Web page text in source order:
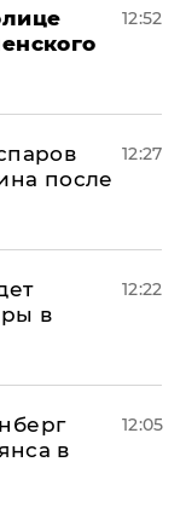
12:52
после
12:27
в
12:22
в
12:05